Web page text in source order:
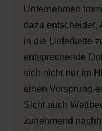
Unternehmen
dazu entscheidet,
in die Lieferkette
entsprechende
sich nicht nur im
einen Vorsprung
Sicht auch
zunehmend